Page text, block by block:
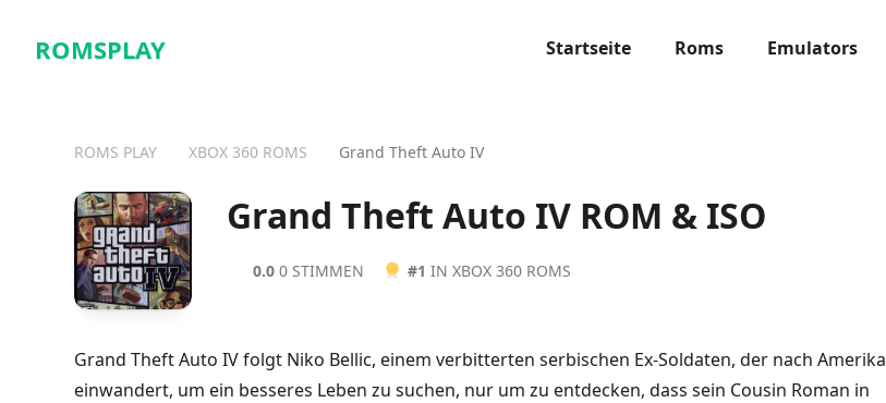
ROMSPLAY Startseite Roms
Emulators
ROMS PLAY XBOX 360 ROMS Grand Theft Auto IV
Grand Theft Auto IV ROM & ISO
0.0 0 STIMMEN #1 IN XBOX 360 ROMS
Grand Theft Auto IV folgt Niko Bellic, einem verbitterten serbischen Ex-Soldaten, der nach Amerika
einwandert, um ein besseres Leben zu suchen, nur um zu entdecken, dass sein Cousin Roman in